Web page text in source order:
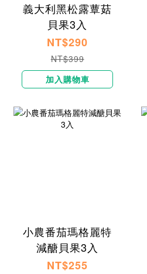
義大利黑松露蕈菇
貝果3入
NT$290
NT$399
加入購物車
小農番茄瑪格麗特
減醣貝果3入
NT$255